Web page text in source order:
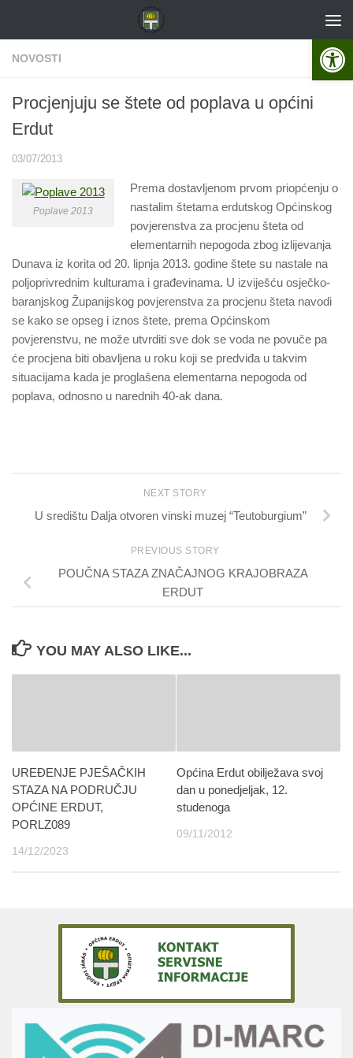
NOVOSTI
Procjenjuju se štete od poplava u općini
Erdut
03/07/2013
Poplave 2013
Prema dostavljenom prvom priopćenju o
nastalim štetama erdutskog Općinskog
povjerenstva za procjenu šteta od
elementarnih nepogoda zbog izlijevanja
Dunava iz korita od 20. lipnja 2013. godine štete su nastale na
poljoprivrednim kulturama i građevinama. U izviješću osječko-
baranjskog Županijskog povjerenstva za procjenu šteta navodi
se kako se opseg i iznos štete, prema Općinskom
povjerenstvu, ne može utvrditi sve dok se voda ne povuče pa
će procjena biti obavljena u roku koji se predviđa u takvim
situacijama kada je proglašena elementarna nepogoda od
poplava, odnosno u narednih 40-ak dana.
NEXT STORY
U središtu Dalja otvoren vinski muzej “Teutoburgium”
PREVIOUS STORY
POUČNA STAZA ZNAČAJNOG KRAJOBRAZA
ERDUT
YOU MAY ALSO LIKE...
UREĐENJE PJEŠAČKIH
STAZA NA PODRUČJU
OPĆINE ERDUT,
PORLZ089
14/12/2023
Općina Erdut obilježava svoj
dan u ponedjeljak, 12.
studenoga
09/11/2012